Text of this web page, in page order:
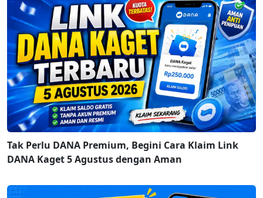
Tak Perlu DANA Premium, Begini Cara Klaim Link
DANA Kaget 5 Agustus dengan Aman